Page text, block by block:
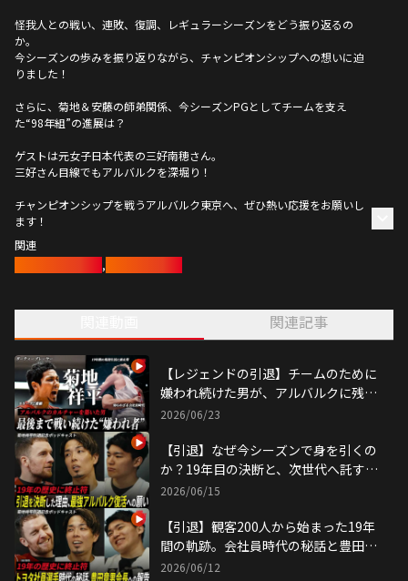
怪我人との戦い、連敗、復調、レギュラーシーズンをどう振り返るの
か。
今シーズンの歩みを振り返りながら、チャンピオンシップへの想いに迫
りました！
さらに、菊地＆安藤の師弟関係、今シーズンPGとしてチームを支え
た“98年組”の進展は？
ゲストは元女子日本代表の三好南穂さん。
三好さん目線でもアルバルクを深堀り！
チャンピオンシップを戦うアルバルク東京へ、ぜひ熱い応援をお願いし
ます！
関連
,
関連記事
【レジェンドの引退】チームのために
嫌われ続けた男が、アルバルクに残し
たものとはー 菊地祥平 独占密着ドキ
バルク東京
2026/06/23
【引退】なぜ今シーズンで身を引くの
か？19年目の決断と、次世代へ託す
「理想のアルバルク像」｜ALVARK
2026/06/15
【引退】観客200人から始まった19年
間の軌跡。会社員時代の秘話と豊田会
長との心温まる裏話 ALVARK
2026/06/12